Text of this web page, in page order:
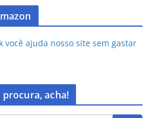
ajuda nosso site sem gastar
acha!